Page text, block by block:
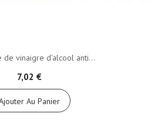
de vinaigre d'alcool anti...
7,02 €
Au Panier